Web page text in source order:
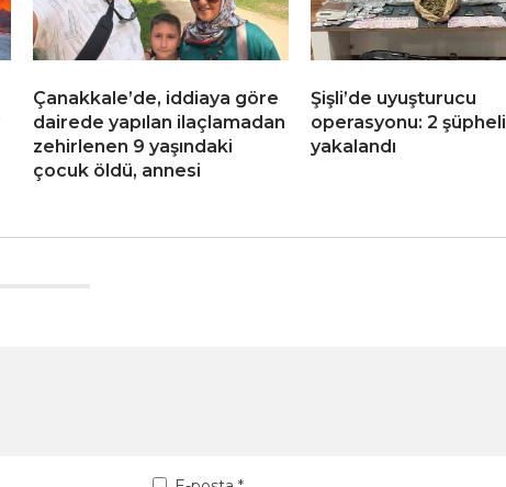
Çanakkale’de, iddiaya göre
dairede yapılan ilaçlamadan
zehirlenen 9 yaşındaki
çocuk öldü, annesi
Şişli’de uyuşturucu
operasyonu: 2 şüpheli
yakalandı